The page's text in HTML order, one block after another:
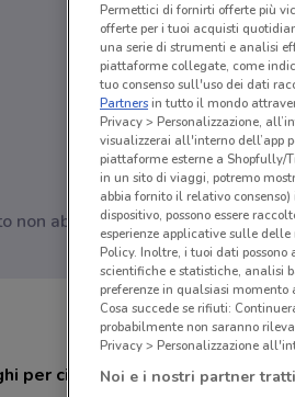
non abbiamo pubblicato volantini
per città nelle vicinanze
Permettici di fornirti offerte più
offerte per i tuoi acquisti
una serie di strumenti e analisi
piattaforme collegate, come
tuo consenso sull'uso dei dati
Partnersin tutto il mondo
Privacy > Personalizzazione,
visualizzerai all'interno dell’app
piattaforme esterne a Shopfully/
in un sito di viaggi, potremo
abbia fornito il relativo
dispositivo, possono essere
esperienze applicative sulle
Policy. Inoltre, i tuoi dati possono
scientifiche e statistiche, analisi
preferenze in qualsiasi momento
Cosa succede se rifiuti:
probabilmente non saranno
Privacy > Personalizzazione
Noi e i nostri partner